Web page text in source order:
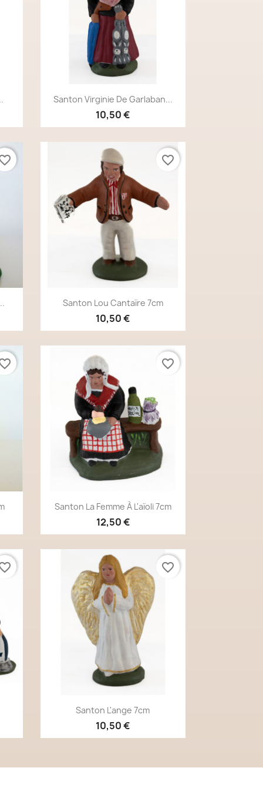
Aperçu rapide
Santon Virginie De Garlaban...
10,50 €
Aperçu rapide
Santon Lou Cantaïre 7cm
10,50 €
favorite_border
Aperçu rapide
Santon La Femme À L'aïoli 7cm
12,50 €
favorite_border
Aperçu rapide
Santon L'ange 7cm
10,50 €
favorite_border